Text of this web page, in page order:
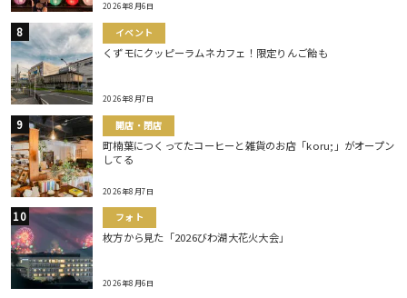
2026年8月6日
イベント
くずモにクッピーラムネカフェ！限定りんご飴も
2026年8月7日
開店・閉店
町楠葉につくってたコーヒーと雑貨のお店「koru;」がオープン
してる
2026年8月7日
フォト
枚方から見た「2026びわ湖大花火大会」
2026年8月6日